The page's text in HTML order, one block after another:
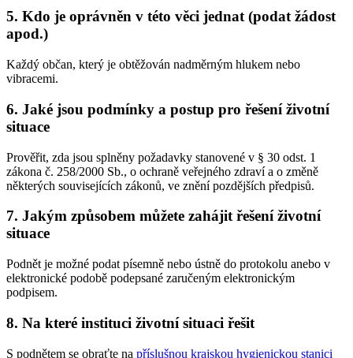
5. Kdo je oprávněn v této věci jednat (podat žádost
apod.)
Každý občan, který je obtěžován nadměrným hlukem nebo
vibracemi.
6. Jaké jsou podmínky a postup pro řešení životní
situace
Prověřit, zda jsou splněny požadavky stanovené v § 30 odst. 1
zákona č. 258/2000 Sb., o ochraně veřejného zdraví a o změně
některých souvisejících zákonů, ve znění pozdějších předpisů.
7. Jakým způsobem můžete zahájit řešení životní
situace
Podnět je možné podat písemně nebo ústně do protokolu anebo v
elektronické podobě podepsané zaručeným elektronickým
podpisem.
8. Na které instituci životní situaci řešit
S podnětem se obraťte na příslušnou krajskou hygienickou stanici